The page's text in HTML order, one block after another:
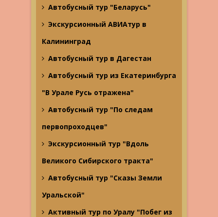
Автобусный тур "Беларусь"
Экскурсионный АВИАтур в
Калининград
Автобусный тур в Дагестан
Автобусный тур из Екатеринбурга
"В Урале Русь отражена"
Автобусный тур "По следам
первопроходцев"
Экскурсионный тур "Вдоль
Великого Сибирского тракта"
Автобусный тур "Сказы Земли
Уральской"
Активный тур по Уралу "Побег из